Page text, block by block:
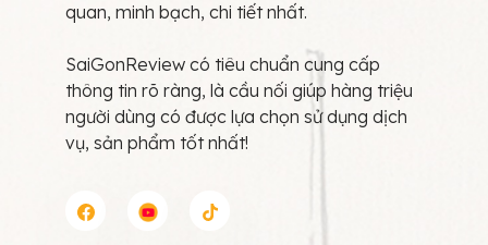
quan, minh bạch, chi tiết nhất.
SaiGonReview có tiêu chuẩn cung cấp
thông tin rõ ràng, là cầu nối giúp hàng triệu
người dùng có được lựa chọn sử dụng dịch
vụ, sản phẩm tốt nhất!